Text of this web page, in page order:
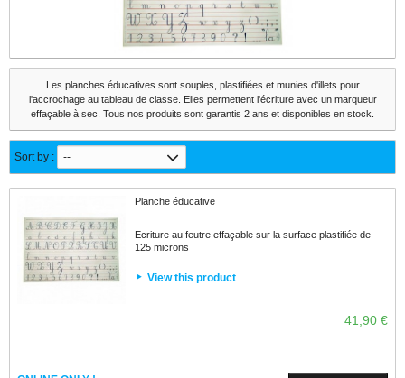
Les planches éducatives sont souples, plastifiées et munies d'illets pour
l'accrochage au tableau de classe. Elles permettent l'écriture avec un marqueur
effaçable à sec. Tous nos produits sont garantis 2 ans et disponibles en stock.
Sort by : --
Planche éducative
Ecriture au feutre effaçable sur la surface plastifiée de
125 microns
View this product
41,90 €